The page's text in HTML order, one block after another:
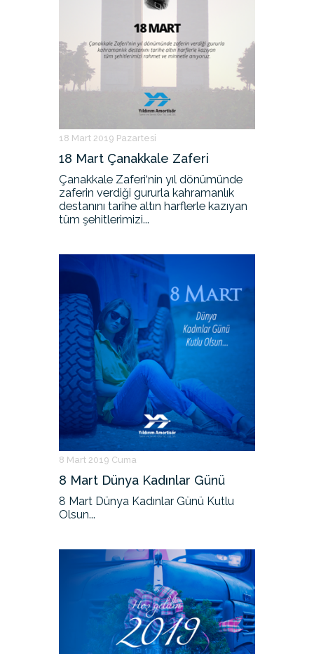
18 Mart 2019 Pazartesi
18 Mart Çanakkale Zaferi
Çanakkale Zaferi‘nin yıl dönümünde
zaferin verdiği gururla kahramanlık
destanını tarihe altın harflerle kazıyan
tüm şehitlerimizi...
8 Mart 2019 Cuma
8 Mart Dünya Kadınlar Günü
8 Mart Dünya Kadınlar Günü Kutlu
Olsun...